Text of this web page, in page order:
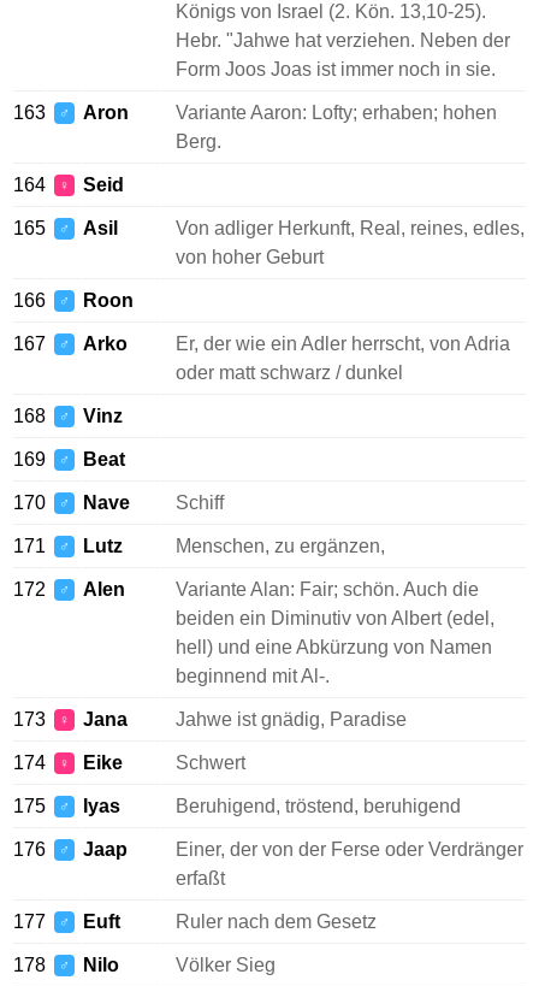
Königs von Israel (2. Kön. 13,10-25).
Hebr. "Jahwe hat verziehen. Neben der
Form Joos Joas ist immer noch in sie.
163 ♂ Aron
Variante Aaron: Lofty; erhaben; hohen
Berg.
164 ♀ Seid
165 ♂ Asil
Von adliger Herkunft, Real, reines, edles,
von hoher Geburt
166 ♂ Roon
167 ♂ Arko
Er, der wie ein Adler herrscht, von Adria
oder matt schwarz / dunkel
168 ♂ Vinz
169 ♂ Beat
170 ♂ Nave Schiff
171 ♂ Lutz Menschen, zu ergänzen,
172 ♂ Alen
Variante Alan: Fair; schön. Auch die
beiden ein Diminutiv von Albert (edel,
hell) und eine Abkürzung von Namen
beginnend mit Al-.
173 ♀ Jana Jahwe ist gnädig, Paradise
174 ♀ Eike Schwert
175 ♂ Iyas Beruhigend, tröstend, beruhigend
176 ♂ Jaap
Einer, der von der Ferse oder Verdränger
erfaßt
177 ♂ Euft Ruler nach dem Gesetz
178 ♂ Nilo Völker Sieg